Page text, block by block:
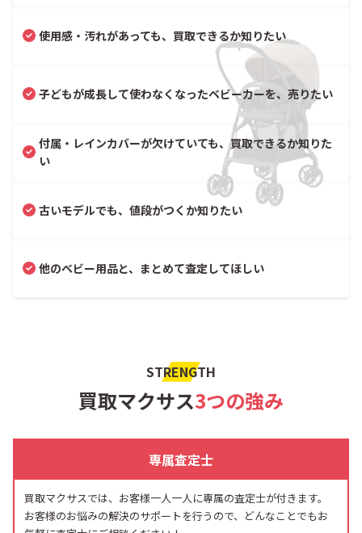
使用感・汚れがあっても、買取できるか知りたい
子どもが成長して使わなくなったベビーカーを、売りたい
付属・レインカバーが欠けていても、買取できるか知りた
い
古いモデルでも、値段がつくか知りたい
他のベビー用品と、まとめて査定してほしい
STRENGTH
買取マクサス3つの強み
専属査定士
買取マクサスでは、お客様一人一人に専属の査定士が付きます。
お客様のお悩みの解決のサポートを行うので、どんなことでもお